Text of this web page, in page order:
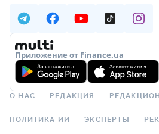
Приложение от Finance.ua
О НАС РЕДАКЦИЯ
ПОЛИТИКА ИИ ЭКСПЕРТЫ